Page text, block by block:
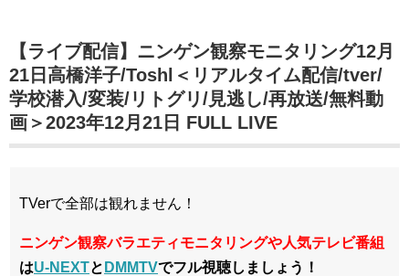
【ライブ配信】ニンゲン観察モニタリング12月
21日高橋洋子/Toshl＜リアルタイム配信/tver/
学校潜入/変装/リトグリ/見逃し/再放送/無料動
画＞2023年12月21日 FULL LIVE
TVerで全部は観れません！
ニンゲン観察バラエティモニタリングや人気テレビ番組
はU-NEXTと DMMTVでフル視聴しましょう！